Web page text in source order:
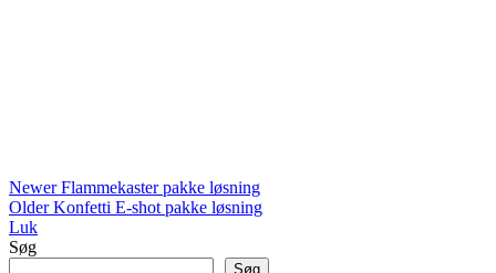
Newer Flammekaster pakke løsning
Older Konfetti E-shot pakke løsning
Luk
Søg
Søg